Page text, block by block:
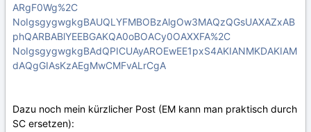
ARgF0Wg%2C
NoIgsgygwgkgBAUQLYFMBOBzAlgOw3MAQzQGsUAXAZxAB
phQARBABlYEEBGAKQA0oBOACy0OAXXFA%2C
NoIgsgygwgkgBAdQPICUAyAROEwEE1pxS4AKIANMKDAKIAM
dAQgGIAsKzAEgMwCMFvALrCgA
Dazu noch mein kürzlicher Post (EM kann man praktisch durch
SC ersetzen):